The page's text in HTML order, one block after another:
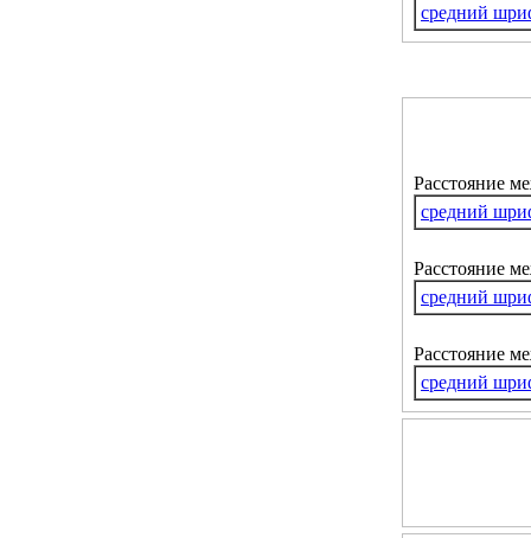
средний
Расстояние
средний
Расстояние
средний
Расстояние
средний